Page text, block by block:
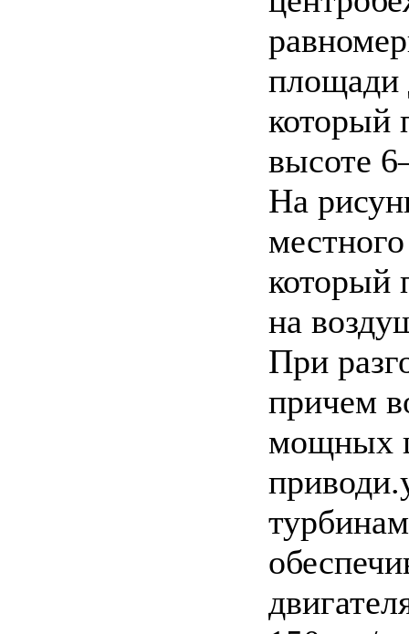
площади
который
высоте
На
который
на
При
причем
мощных